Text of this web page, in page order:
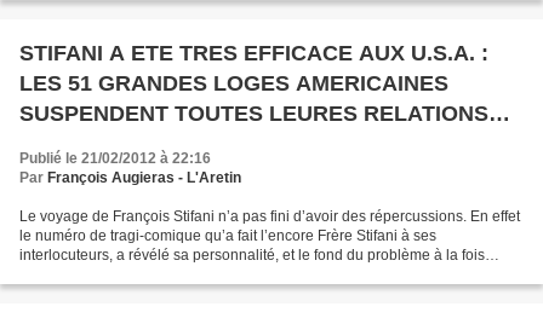
STIFANI A ETE TRES EFFICACE AUX U.S.A. :
LES 51 GRANDES LOGES AMERICAINES
SUSPENDENT TOUTES LEURES RELATIONS
AVEC LA GLNF
Publié le 21/02/2012 à 22:16
Par François Augieras - L'Aretin
Le voyage de François Stifani n’a pas fini d’avoir des répercussions. En effet
le numéro de tragi-comique qu’a fait l’encore Frère Stifani à ses
interlocuteurs, a révélé sa personnalité, et le fond du problème à la fois